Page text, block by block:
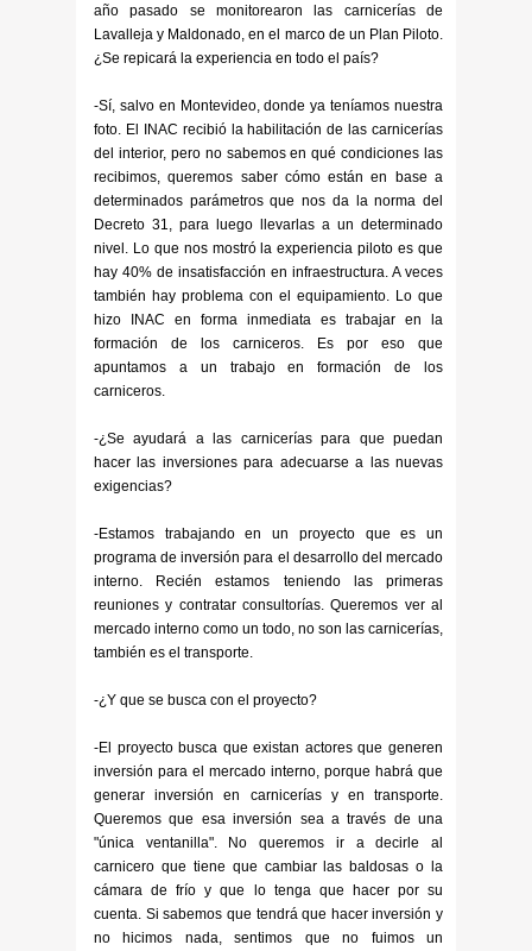
año pasado se monitorearon las carnicerías de
Lavalleja y Maldonado, en el marco de un Plan Piloto.
¿Se repicará la experiencia en todo el país?
-Sí, salvo en Montevideo, donde ya teníamos nuestra
foto. El INAC recibió la habilitación de las carnicerías
del interior, pero no sabemos en qué condiciones las
recibimos, queremos saber cómo están en base a
determinados parámetros que nos da la norma del
Decreto 31, para luego llevarlas a un determinado
nivel. Lo que nos mostró la experiencia piloto es que
hay 40% de insatisfacción en infraestructura. A veces
también hay problema con el equipamiento. Lo que
hizo INAC en forma inmediata es trabajar en la
formación de los carniceros. Es por eso que
apuntamos a un trabajo en formación de los
carniceros.
-¿Se ayudará a las carnicerías para que puedan
hacer las inversiones para adecuarse a las nuevas
exigencias?
-Estamos trabajando en un proyecto que es un
programa de inversión para el desarrollo del mercado
interno. Recién estamos teniendo las primeras
reuniones y contratar consultorías. Queremos ver al
mercado interno como un todo, no son las carnicerías,
también es el transporte.
-¿Y que se busca con el proyecto?
-El proyecto busca que existan actores que generen
inversión para el mercado interno, porque habrá que
generar inversión en carnicerías y en transporte.
Queremos que esa inversión sea a través de una
"única ventanilla". No queremos ir a decirle al
carnicero que tiene que cambiar las baldosas o la
cámara de frío y que lo tenga que hacer por su
cuenta. Si sabemos que tendrá que hacer inversión y
no hicimos nada, sentimos que no fuimos un